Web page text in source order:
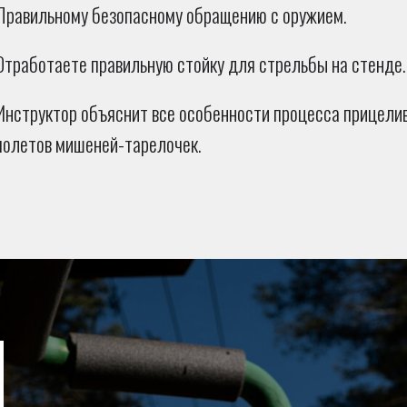
безопасному обращению с оружием.
правильную стойку для стрельбы на стенде.
объяснит все особенности процесса
мишеней-тарелочек.